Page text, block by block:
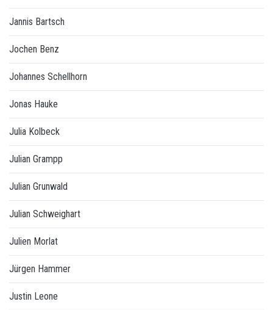
Jannis Bartsch
Jochen Benz
Johannes Schellhorn
Jonas Hauke
Julia Kolbeck
Julian Grampp
Julian Grunwald
Julian Schweighart
Julien Morlat
Jürgen Hammer
Justin Leone